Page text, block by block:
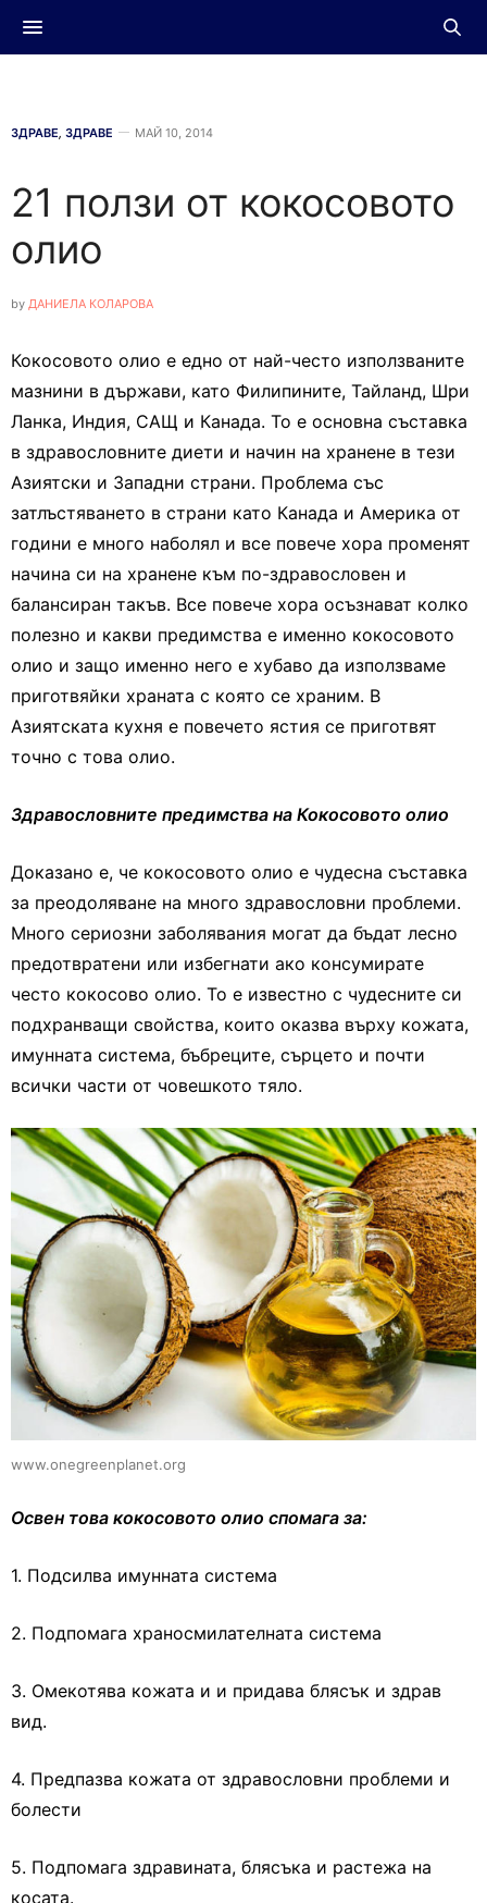
ЗДРАВЕ, ЗДРАВЕ МАЙ 10, 2014
21 ползи от кокосовото
олио
by ДАНИЕЛА КОЛАРОВА
Кокосовото олио е едно от най-често използваните
мазнини в държави, като Филипините, Тайланд, Шри
Ланка, Индия, САЩ и Канада. То е основна съставка
в здравословните диети и начин на хранене в тези
Азиятски и Западни страни. Проблема със
затлъстяването в страни като Канада и Америка от
години е много наболял и все повече хора променят
начина си на хранене към по-здравословен и
балансиран такъв. Все повече хора осъзнават колко
полезно и какви предимства е именно кокосовото
олио и защо именно него е хубаво да използваме
приготвяйки храната с която се храним. В
Азиятската кухня е повечето ястия се приготвят
точно с това олио.
Здравословните предимства на Кокосовото олио
Доказано е, че кокосовото олио е чудесна съставка
за преодоляване на много здравословни проблеми.
Много сериозни заболявания могат да бъдат лесно
предотвратени или избегнати ако консумирате
често кокосово олио. То е известно с чудесните си
подхранващи свойства, които оказва върху кожата,
имунната система, бъбреците, сърцето и почти
всички части от човешкото тяло.
www.onegreenplanet.org
Освен това кокосовото олио спомага за:
1. Подсилва имунната система
2. Подпомага храносмилателната система
3. Омекотява кожата и и придава блясък и здрав
вид.
4. Предпазва кожата от здравословни проблеми и
болести
5. Подпомага здравината, блясъка и растежа на
косата.